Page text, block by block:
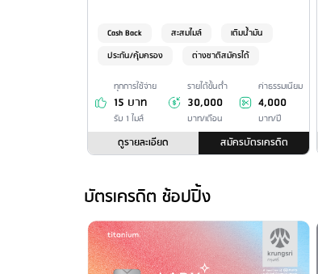
ชำระโดยเช็คหรือธนาณัติทางไปรษณีย์
: ไม่มี
Cash Back สะสมไมล์
เติมน้ำมัน
ประกัน/คุ้มครอง
ต่างชาติสมัครได้
ทุกการใช้จ่าย
15 บาท
รับ 1 ไมล์
รายได้ขั้นต่ำ
30,000
บาท/เดือน
ค่าธรรมเนียม
4,000
บาท/ปี
ดูรายละเอียด สมัครบัตรเครดิต
บัตรเครดิต ช้อปปิ้ง